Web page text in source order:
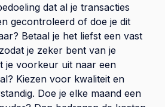
dat al je transacties
gecontroleerd of doe je dit
Betaal je het liefst een vast
je zeker bent van je
je voorkeur uit naar een
Kiezen voor kwaliteit en
Doe je elke maand een